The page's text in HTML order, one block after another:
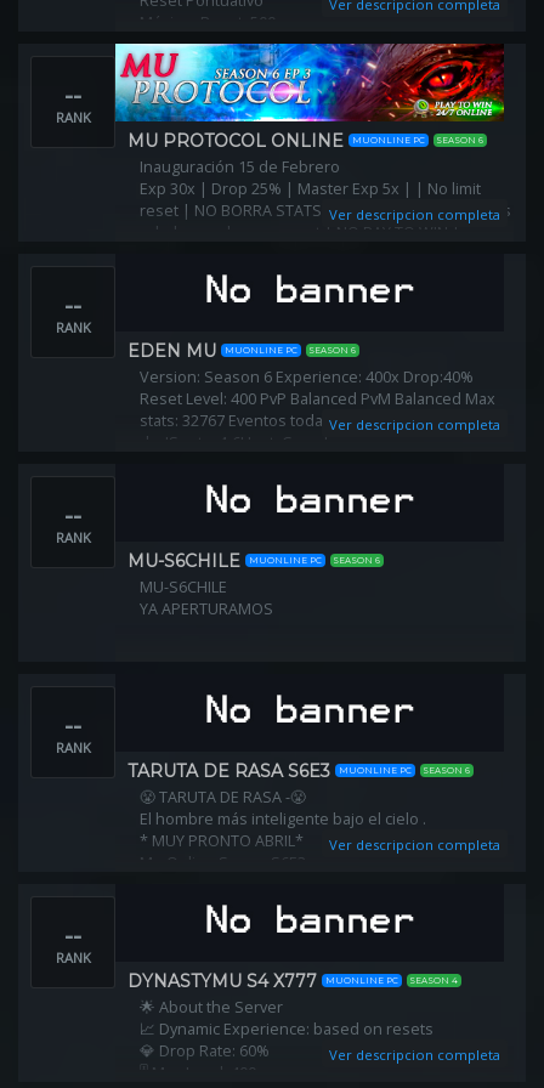
Máximo Reset: 500rr
Xp de 500xp
PVP Equilibrado
Sem Bugs
Antihack Eficiente
Camera 3D
Ver descripcion completa
--
RANK
MU PROTOCOL ONLINE MUONLINE PC SEASON 6
Inauguración 15 de Febrero
Exp 30x | Drop 25% | Master Exp 5x | | No limit
reset | NO BORRA STATS | Árbol Extendido | Mobs
rebalanceados por reset | NO PAY TO WIN |
Ver descripcion completa
--
RANK
EDEN MU MUONLINE PC SEASON 6
Version: Season 6 Experience: 400x Drop:40%
Reset Level: 400 PvP Balanced PvM Balanced Max
stats: 32767 Eventos todas horas! Events all
day!Spots: 4-6Host: Canada
Ver descripcion completa
--
RANK
MU-S6CHILE MUONLINE PC SEASON 6
MU-S6CHILE
YA APERTURAMOS
--
RANK
TARUTA DE RASA S6E3 MUONLINE PC SEASON 6
😤 TARUTA DE RASA -😤
El hombre más inteligente bajo el cielo .
* MUY PRONTO ABRIL*
Mu Online Server S6E3
💥EXP DINAMICA DE 50x A 5x
💥LVL RESET 400
💥PTS X RESET 500
💥ML. X5
💥 PCx 5 PC.!!
💥Shops +3+4+S+L
Ver descripcion completa
--
RANK
DYNASTYMU S4 X777 MUONLINE PC SEASON 4
🌟 About the Server
📈 Dynamic Experience: based on resets
💎 Drop Rate: 60%
🎚 Max Level: 400
Ver descripcion completa